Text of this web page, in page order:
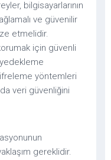
bilgisayarlarının
ve güvenilir
etmelidir.
için güvenli
yöntemleri
veri güvenliğini
gereklidir.